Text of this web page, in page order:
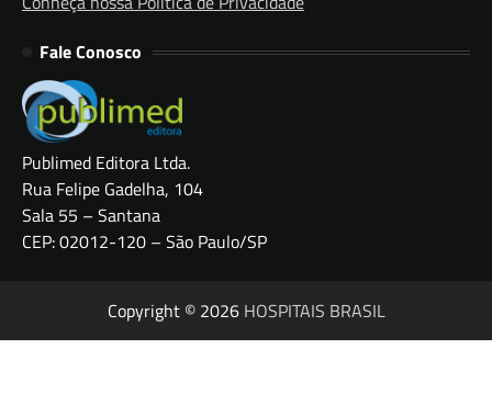
Fale Conosco
Publimed Editora Ltda.
Rua Felipe Gadelha, 104
Sala 55 – Santana
CEP: 02012-120 – São Paulo/SP
Copyright © 2026 HOSPITAIS BRASIL